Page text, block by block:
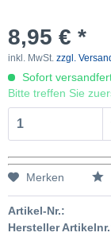
8,95 € *
inkl. MwSt. zzgl.
Sofort
Bitte treffen Sie
Merken
Artikel-Nr.:
Hersteller